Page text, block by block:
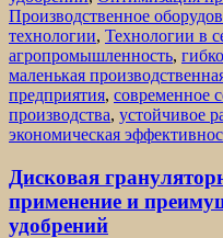
Производственное
технологии, Технологии в
агропромышленность,
маленькая
предприятия, современное
производства, устойчивое
экономическая
Дисковая
применение и
удобрений